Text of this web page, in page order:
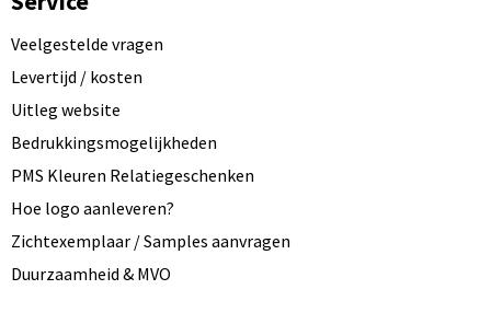
Veelgestelde vragen
Levertijd / kosten
Uitleg website
Bedrukkingsmogelijkheden
PMS Kleuren Relatiegeschenken
Hoe logo aanleveren?
Zichtexemplaar / Samples aanvragen
Duurzaamheid & MVO